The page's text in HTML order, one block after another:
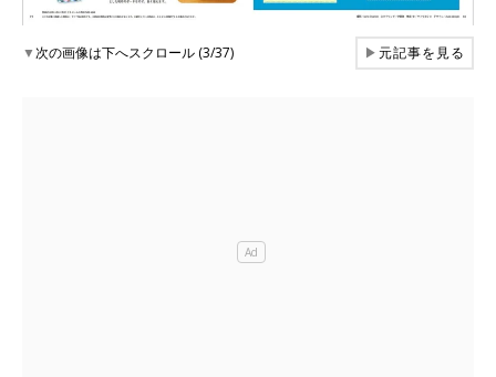
▼次の画像は下へスクロール (3/37) ▶元記事を見る